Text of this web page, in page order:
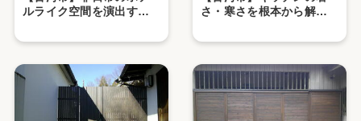
ルライク空間を演出する
さ・寒さを根本から解消